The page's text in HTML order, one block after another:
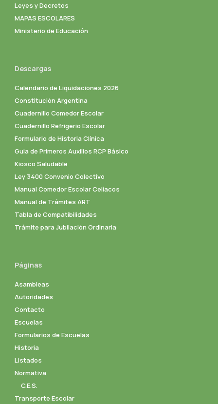
Leyes y Decretos
MAPAS ESCOLARES
Ministerio de Educación
Descargas
Calendario de Liquidaciones 2026
Constitución Argentina
Cuadernillo Comedor Escolar
Cuadernillo Refrigerio Escolar
Formulario de Historia Clínica
Guia de Primeros Auxilios RCP Básico
Kiosco Saludable
Ley 3400 Convenio Colectivo
Manual Comedor Escolar Celíacos
Manual de Trámites ART
Tabla de Compatibilidades
Trámite para Jubilación Ordinaria
Páginas
Asambleas
Autoridades
Contacto
Escuelas
Formularios de Escuelas
Historia
Listados
Normativa
C.E.S.
Transporte Escolar